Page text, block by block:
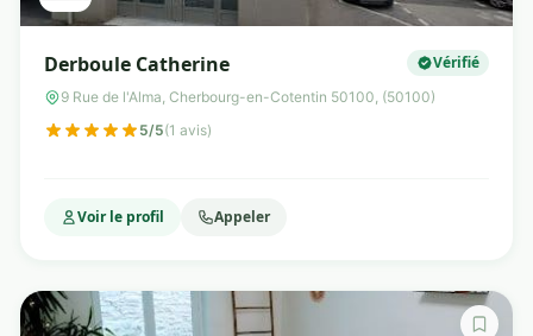
Derboule Catherine Vérifié
9 Rue de l'Alma, Cherbourg-en-Cotentin 50100, (50100)
5/5(1 avis)
Voir le profil Appeler